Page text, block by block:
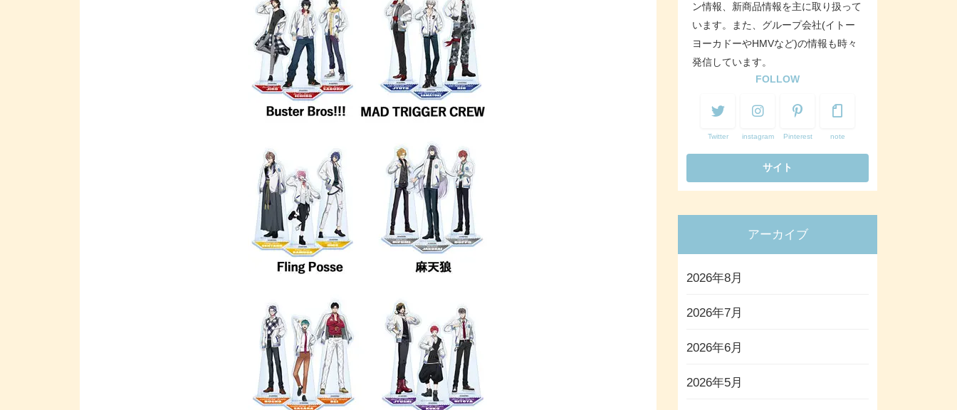
ン情報、新商品情報を主に取り扱って
います。また、グループ会社(イトー
ヨーカドーやHMVなど)の情報も時々
発信しています。
FOLLOW
Twitter instagram Pinterest note
アーカイブ
2026年8月
2026年7月
2026年6月
2026年5月